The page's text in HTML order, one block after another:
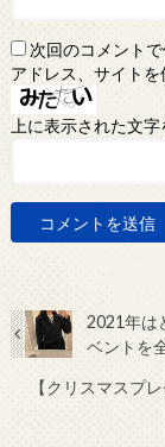
次回のコメント
アドレス、サイトを
上に表示された文
2021年は
ベントを
【クリスマスプ